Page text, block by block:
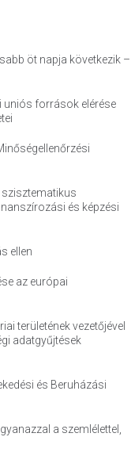
öt napja következik –
uniós források elérése
és képzési
ellen
az európai
területének vezetőjével
adatgyűjtések
és Beruházási
a szemlélettel,